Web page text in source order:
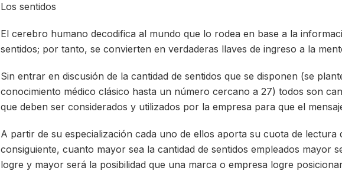
Los sentidos
El cerebro humano decodifica al mundo que lo rodea en base a la
sentidos; por tanto, se convierten en verdaderas llaves de ingreso a la
Sin entrar en discusión de la cantidad de sentidos que se disponen (se
conocimiento médico clásico hasta un número cercano a 27) todos son
que deben ser considerados y utilizados por la empresa para que el
A partir de su especialización cada uno de ellos aporta su cuota de lectura
consiguiente, cuanto mayor sea la cantidad de sentidos empleados mayor
logre y mayor será la posibilidad que una marca o empresa logre